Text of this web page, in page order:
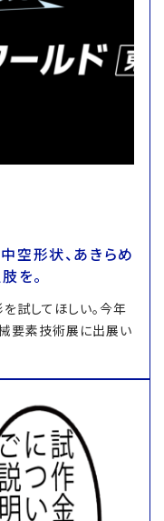
空形状、あきらめ
を。
試してほしい。今年
械要素技術展に出展い